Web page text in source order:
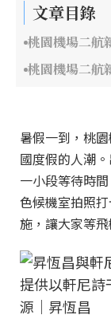
文章目錄
桃園機場二
桃園機場二航
暑假一到，桃
國度假的人潮
一小段等待時
色候機室拍照
施，讓大家等飛